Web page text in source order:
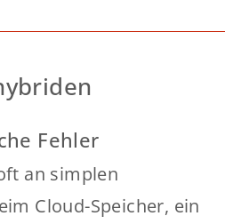
Fehler
an simplen
Cloud-Speicher, ein